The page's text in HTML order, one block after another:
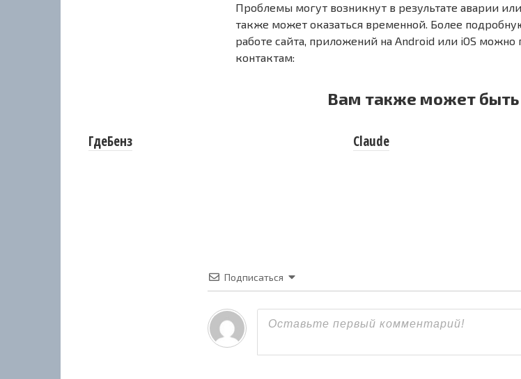
Проблемы могут возникнут в результате аварии
также может оказаться временной. Более
работе сайта, приложений на Android или iOS
контактам:
Вам также может быть
ГдеБенз Claude
Подписаться